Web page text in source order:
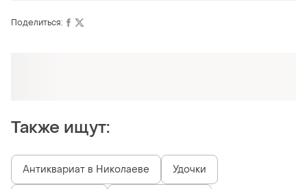
Поделиться:
Также ищут:
Антиквариат в Николаеве Удочки